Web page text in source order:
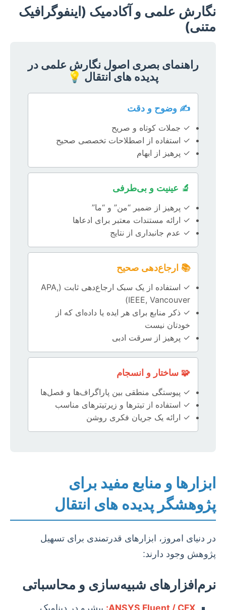
نگارش علمی و آکادمیک (اینفوگرافیک
متنی)
راهنمای بصری اصول نگارش علمی در
پدیده های انتقال 💡
✍️ وضوح و دقت
✓ جملات کوتاه و صریح
✓ استفاده از اصطلاحات تخصصی صحیح
✓ پرهیز از ابهام
🔬 عینیت و بی‌طرفی
✓ پرهیز از ضمیر “من” و “ما”
✓ ارائه مستندات معتبر برای ادعاها
✓ عدم جانبداری از نتایج
📚 ارجاع‌دهی صحیح
✓ استفاده از یک سبک ارجاع‌دهی ثابت (APA,
IEEE, Vancouver)
✓ ذکر منابع برای هر ایده یا داده‌ای که از
خودتان نیست
✓ پرهیز از سرقت ادبی
🧩 ساختار و انسجام
✓ پیوستگی منطقی بین پاراگراف‌ها و فصل‌ها
✓ استفاده از تیترها و زیرتیترهای مناسب
✓ ارائه یک جریان فکری روشن
ابزارها و منابع مفید برای
پژوهشگر پدیده های انتقال
در دنیای امروز، ابزارهای قدرتمندی برای تسهیل
پژوهش وجود دارند:
نرم‌افزارهای شبیه‌سازی و محاسباتی
ANSYS Fluent / CFX: پیشرو در دینامیک